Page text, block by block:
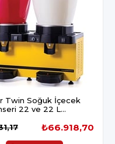
Twin Soğuk İçecek
22 ve 22 L
₺66.918,70